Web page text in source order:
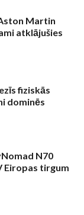
Martin
atklājušies
fiziskās
dominēs
N70
Eiropas tirgum